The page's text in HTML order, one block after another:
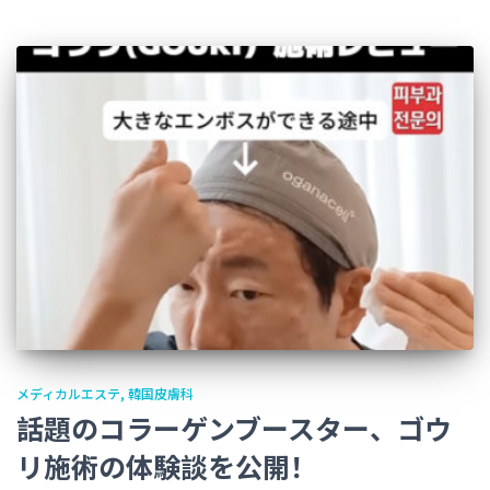
メディカルエステ 韓国皮膚科
話題のコラーゲンブースター、ゴウ
リ施術の体験談を公開！